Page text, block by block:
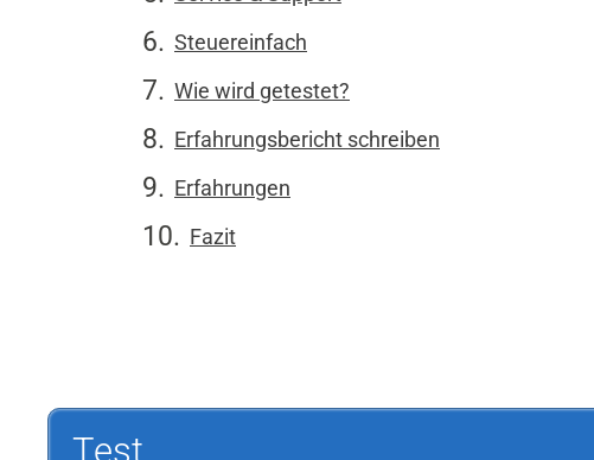
Steuereinfach
Wie wird getestet?
Erfahrungsbericht schreiben
Erfahrungen
Fazit